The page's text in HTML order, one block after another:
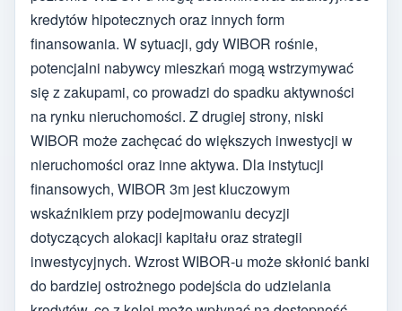
kredytów hipotecznych oraz innych form
finansowania. W sytuacji, gdy WIBOR rośnie,
potencjalni nabywcy mieszkań mogą wstrzymywać
się z zakupami, co prowadzi do spadku aktywności
na rynku nieruchomości. Z drugiej strony, niski
WIBOR może zachęcać do większych inwestycji w
nieruchomości oraz inne aktywa. Dla instytucji
finansowych, WIBOR 3m jest kluczowym
wskaźnikiem przy podejmowaniu decyzji
dotyczących alokacji kapitału oraz strategii
inwestycyjnych. Wzrost WIBOR-u może skłonić banki
do bardziej ostrożnego podejścia do udzielania